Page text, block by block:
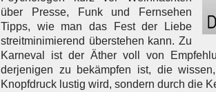
über Presse, Funk und Fernsehen
Tipps, wie man das Fest der Liebe
streitminimierend überstehen kann. Zu
Karneval ist der Äther voll von
derjenigen zu bekämpfen ist, die
Knopfdruck lustig wird, sondern durch die